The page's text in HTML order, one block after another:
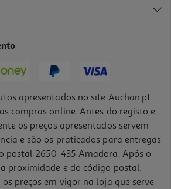
apresentados no site Auchan.pt
compras online. Antes do registo e
os preços apresentados servem
e são os praticados para entregas
postal 2650-435 Amadora. Após o
proximidade e do código postal,
preços em vigor na loja que serve